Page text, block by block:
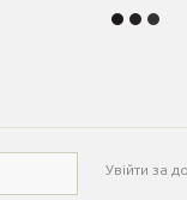
Увійти за